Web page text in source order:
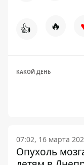
👍 🔥
КАКОЙ ДЕНЬ
07:02, 16 марта
Опухоль